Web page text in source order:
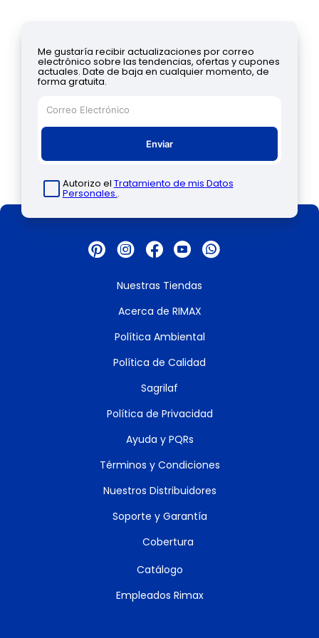
Me gustaría recibir actualizaciones por correo
electrónico sobre las tendencias, ofertas y cupones
actuales. Date de baja en cualquier momento, de
forma gratuita.
Enviar
Autorizo el Tratamiento de mis Datos
Personales..
Nuestras Tiendas
Acerca de RIMAX
Política Ambiental
Política de Calidad
Sagrilaf
Política de Privacidad
Ayuda y PQRs
Términos y Condiciones
Nuestros Distribuidores
Soporte y Garantía
Cobertura
Catálogo
Empleados Rimax